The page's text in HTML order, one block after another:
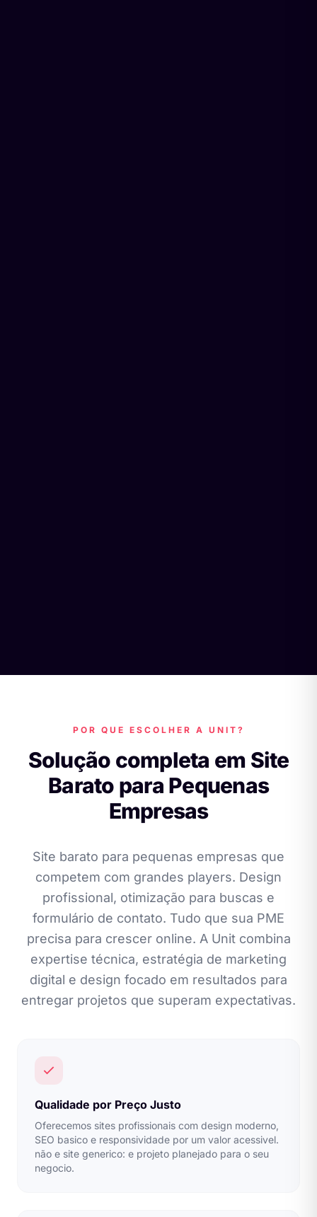
POR QUE ESCOLHER A UNIT?
Solução completa em Site
Barato para Pequenas
Empresas
Site barato para pequenas empresas que
competem com grandes players. Design
profissional, otimização para buscas e
formulário de contato. Tudo que sua PME
precisa para crescer online. A Unit combina
expertise técnica, estratégia de marketing
digital e design focado em resultados para
entregar projetos que superam expectativas.
Qualidade por Preço Justo
Oferecemos sites profissionais com design moderno,
SEO basico e responsividade por um valor acessivel.
não e site generico: e projeto planejado para o seu
negocio.